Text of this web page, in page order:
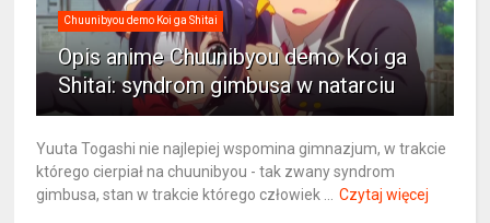
Chuunibyou demo Koi ga Shitai
Opis anime Chuunibyou demo Koi ga
Shitai: syndrom gimbusa w natarciu
Yuuta Togashi nie najlepiej wspomina gimnazjum, w trakcie
którego cierpiał na chuunibyou - tak zwany syndrom
gimbusa, stan w trakcie którego człowiek ...
Czytaj więcej